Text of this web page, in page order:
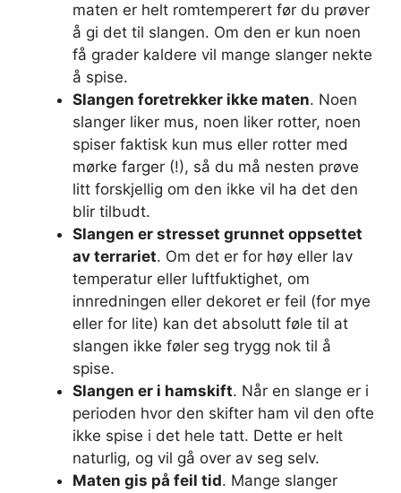
maten er helt romtemperert før du prøver
å gi det til slangen. Om den er kun noen
få grader kaldere vil mange slanger nekte
å spise.
Slangen foretrekker ikke maten. Noen
slanger liker mus, noen liker rotter, noen
spiser faktisk kun mus eller rotter med
mørke farger (!), så du må nesten prøve
litt forskjellig om den ikke vil ha det den
blir tilbudt.
Slangen er stresset grunnet oppsettet
av terrariet. Om det er for høy eller lav
temperatur eller luftfuktighet, om
innredningen eller dekoret er feil (for mye
eller for lite) kan det absolutt føle til at
slangen ikke føler seg trygg nok til å
spise.
Slangen er i hamskift. Når en slange er i
perioden hvor den skifter ham vil den ofte
ikke spise i det hele tatt. Dette er helt
naturlig, og vil gå over av seg selv.
Maten gis på feil tid. Mange slanger